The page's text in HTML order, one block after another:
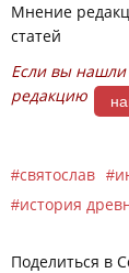
Мнение
статей
Если вы нашли
редакцию
святослав
история
Поделиться в